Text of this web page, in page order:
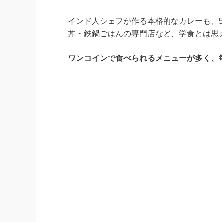
インド人シェフが作る本格的なカレーも
丼・鉄鍋ごはんの専門店など、学食とは
ワンコインで食べられるメニューが多く、